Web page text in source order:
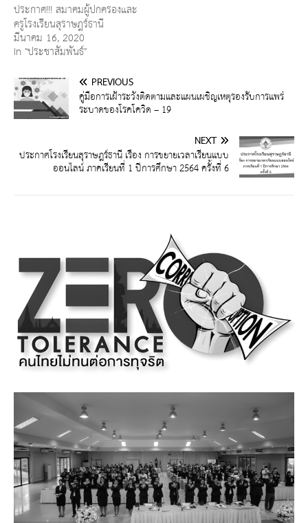
ประกาศ!!! สมาคมผู้ปกครองและ
ครูโรงเรียนสุราษฎร์ธานี
มีนาคม 16, 2020
In "ประชาสัมพันธ์"
PREVIOUS
คู่มือการเฝ้าระวังติดตามและแผนเผชิญเหตุรองรับการแพร่
ระบาดของโรคโควิด – 19
NEXT
ประกาศโรงเรียนสุราษฎร์ธานี เรื่อง การขยายเวลาเรียนแบบ
ออนไลน์ ภาคเรียนที่ 1 ปีการศึกษา 2564 ครั้งที่ 6